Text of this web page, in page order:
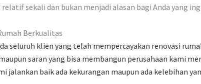
sekali dan bukan menjadi alasan bagi Anda yang
Berkualitas
seluruh klien yang telah mempercayakan renovasi
saran yang bisa membangun perusahaan kami
jalankan baik ada kekurangan maupun ada kelebihan